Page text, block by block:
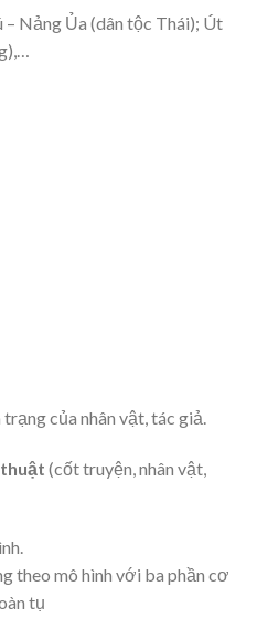
– Nảng Ủa (dân tộc Thái); Út
của nhân vật, tác giả.
(cốt truyện, nhân vật,
theo mô hình với ba phần cơ
tụ